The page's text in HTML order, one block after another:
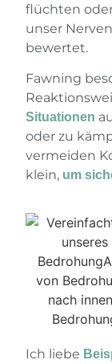
flüchten
unser
bewertet.
Fawning
Situationen
oder zu
vermeiden
klein, um
Ich liebe